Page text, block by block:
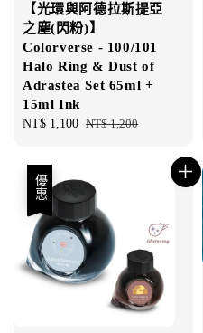
【光環與阿德拉斯提亞
之塵(閃粉)】
Colorverse - 100/101
Halo Ring & Dust of
Adrastea Set 65ml +
15ml Ink
Sale
NT$ 1,100 Regular
NT$ 1,200
優惠